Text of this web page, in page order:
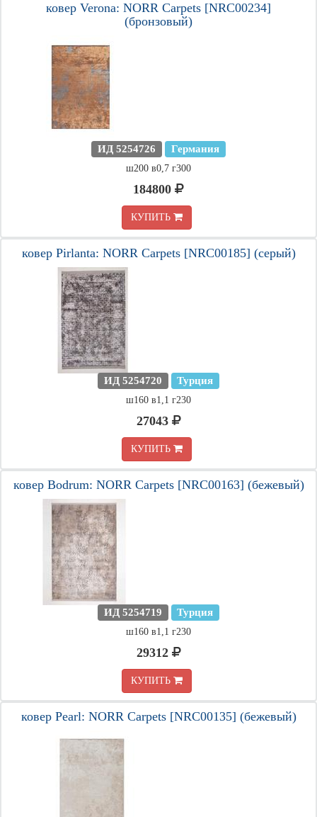
ковер Verona: NORR Carpets [NRC00234]
(бронзовый)
ИД 5254726 Германия
ш200 в0,7 г300
184800
КУПИТЬ
ковер Pirlanta: NORR Carpets [NRC00185] (серый)
ИД 5254720 Турция
ш160 в1,1 г230
27043
КУПИТЬ
ковер Bodrum: NORR Carpets [NRC00163] (бежевый)
ИД 5254719 Турция
ш160 в1,1 г230
29312
КУПИТЬ
ковер Pearl: NORR Carpets [NRC00135] (бежевый)